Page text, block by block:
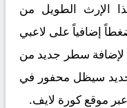
الإرث الطويل من
إضافياً على لاعبي
سطر جديد من
جديد سيظل محفور في
موقع كورة لايف.